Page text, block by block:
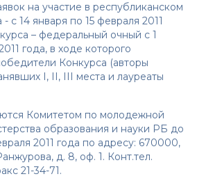
на участие в республиканском
с 14 января по 15 февраля 2011
– федеральный очный с 1
года, в ходе которого
Конкурса (авторы
I, II, III места и лауреаты
Комитетом по молодежной
образования и науки РБ до
2011 года по адресу: 670000,
д. 8, оф. 1. Конт.тел.
21-34-71.